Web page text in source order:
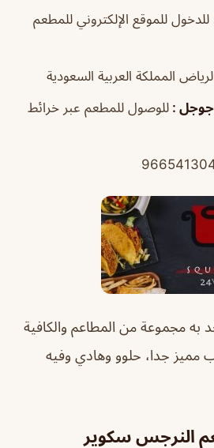
للدخول للموقع الإلكتروني للمطعم
المملكة العربية السعودية
جوجل : للوصول للمطعم عبر خرائط
به مجموعة من المطاعم والكافية
مميز جدا، حلوو وهادي وفيه
النرجس سكوير